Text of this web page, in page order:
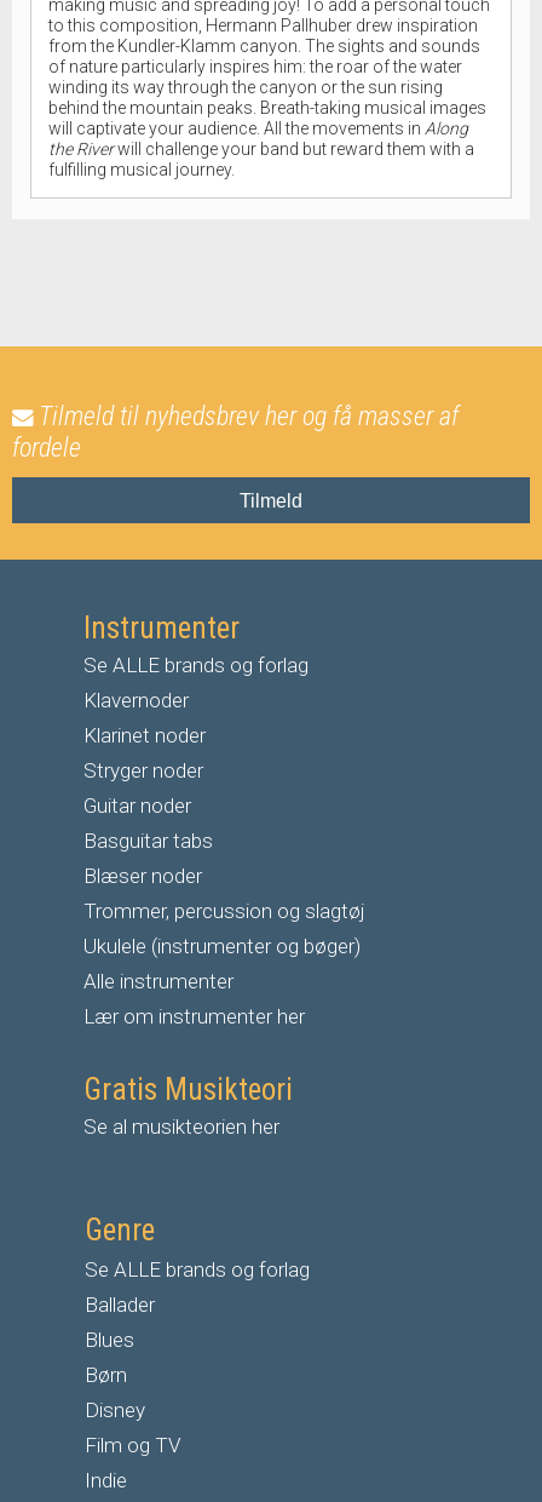
making music and spreading joy! To add a personal touch
to this composition, Hermann Pallhuber drew inspiration
from the Kundler-Klamm canyon. The sights and sounds
of nature particularly inspires him: the roar of the water
winding its way through the canyon or the sun rising
behind the mountain peaks. Breath-taking musical images
will captivate your audience. All the movements in Along
the Riverwill challenge your band but reward them with a
fulfilling musical journey.
Tilmeld til nyhedsbrev her og få masser af
fordele
Tilmeld
Instrumenter
Se ALLE brands og forlag
Klavernoder
Klarinet noder
Stryger noder
Guitar noder
Basguitar tabs
Blæser noder
Trommer, percussion og slagtøj
Ukulele (instrumenter og bøger)
Alle instrumenter
Lær om instrumenter her
Gratis Musikteori
Se al musikteorien her
Genre
Se ALLE brands og forlag
Ballader
Blues
Børn
Disney
Film og TV
Indie